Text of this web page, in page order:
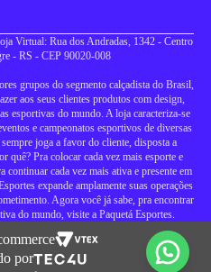
Virtual: Rua dos Andradas, 1342 - Centro
- RS - CEP 90020-008
grupos do segmento calçadista do Brasil,
aos seus clientes produtos com design,
esportivas do mundo. A loja caracteriza-se
e campeonatos esportivos de diversas
joga a favor do cliente, disposta a
quê? Pra colocar cada vez mais esporte e
continuar cada vez mais ativa e presente em
expande amplamente suas operações
Agora você já sabe, pra encontrar
do mundo, visite a Paquetá Esportes.
por